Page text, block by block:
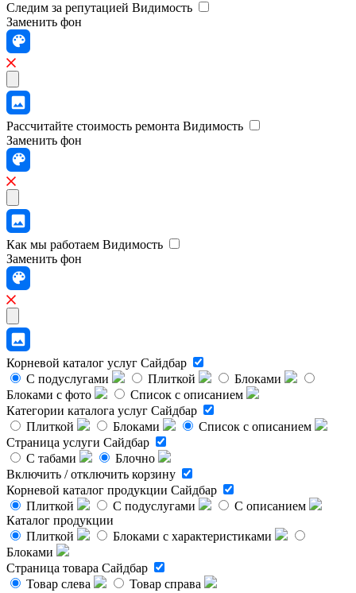
Следим за репутацией Видимость
Заменить фон
Рассчитайте стоимость ремонта Видимость
Заменить фон
Как мы работаем Видимость
Заменить фон
Корневой каталог услуг Сайдбар
С подуслугами
Плиткой
Блоками
Блоками с фото
Список с описанием
Категории каталога услуг Сайдбар
Плиткой
Блоками
Список с описанием
Страница услуги Сайдбар
С табами
Блочно
Включить / отключить корзину
Корневой каталог продукции Сайдбар
Плиткой
С подуслугами
С описанием
Каталог продукции
Плиткой
Блоками с характеристиками
Блоками
Страница товара Сайдбар
Товар слева
Товар справа